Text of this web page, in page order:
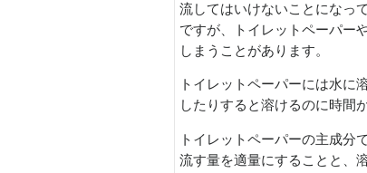
流してはいけないことになっ
ですが、トイレットペーパー
しまうことがあります。
トイレットペーパーには水に
したりすると溶けるのに時間
トイレットペーパーの主成分
流す量を適量にすることと、